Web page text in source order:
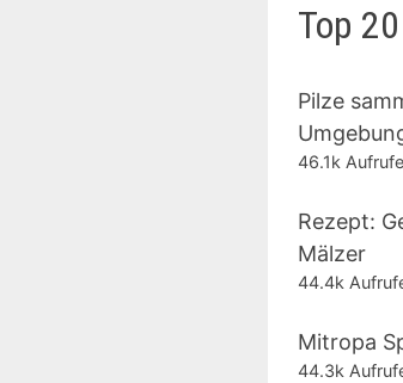
Top 20
Pilze
46.1k Aufrufe
Rezept:
Mälzer
44.4k
Mitropa
44.3k